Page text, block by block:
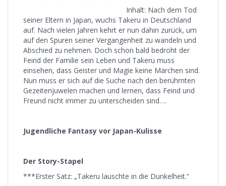
Inhalt: Nach dem Tod
seiner Eltern in Japan, wuchs Takeru in Deutschland
auf. Nach vielen Jahren kehrt er nun dahin zurück, um
auf den Spuren seiner Vergangenheit zu wandeln und
Abschied zu nehmen. Doch schon bald bedroht der
Feind der Familie sein Leben und Takeru muss
einsehen, dass Geister und Magie keine Märchen sind.
Nun muss er sich auf die Suche nach den berühmten
Gezeitenjuwelen machen und lernen, dass Feind und
Freund nicht immer zu unterscheiden sind….
Jugendliche Fantasy vor Japan-Kulisse
Der Story-Stapel
***Erster Satz: „Takeru lauschte in die Dunkelheit.“